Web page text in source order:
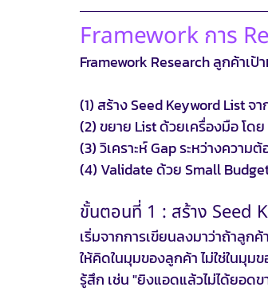
Framework การ
Framework Research ลูกค้าเ
(1) สร้าง Seed Keyword List จ
(2) ขยาย List ด้วยเครื่องมือ โด
(3) วิเคราะห์ Gap ระหว่างความ
(4) Validate ด้วย Small
ขั้นตอนที่ 1 : สร้าง Seed
เริ่มจากการเขียนลงมาว่าถ้าลูก
ให้คิดในมุมของลูกค้า ไม่ใช่ในมุ
รู้สึก เช่น "ยิงแอดแล้วไม่ได้ยอด